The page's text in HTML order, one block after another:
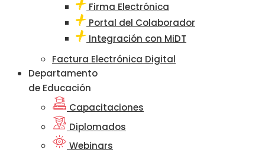
Firma Electrónica
Portal del Colaborador
Integración con MiDT
Factura Electrónica Digital
Departamento
de Educación
Capacitaciones
Diplomados
Webinars